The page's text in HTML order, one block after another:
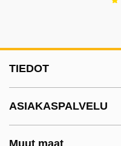
TIEDOT
ASIAKASPALVELU